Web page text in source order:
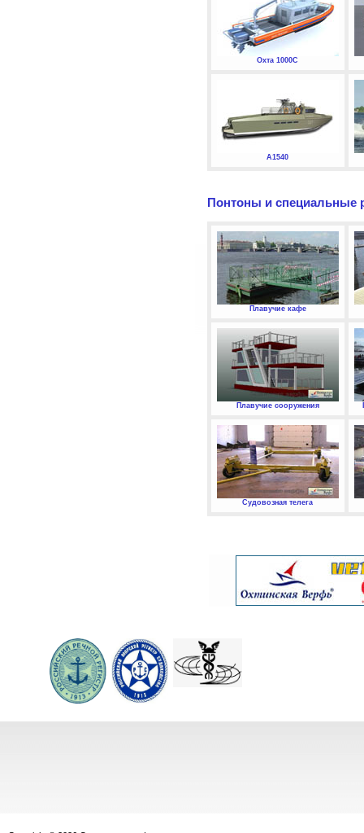
Охта 1000С
А1540
Понтоны и специальные
Плавучие кафе
Плавучие сооружения
Судовозная телега